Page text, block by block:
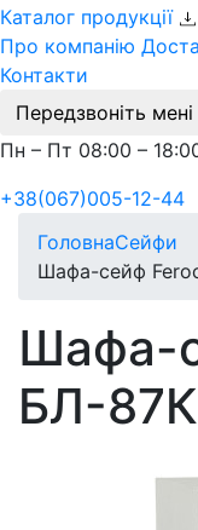
Каталог продукції
Про компанію
Контакти
Передзвоніть мені
Пн – Пт 08:00 –
+38(067)005-12-44
ГоловнаСейфи
Шафа-сейф
Шафа-
БЛ-